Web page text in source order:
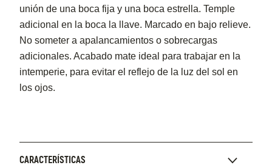
unión de una boca fija y una boca estrella. Temple
adicional en la boca la llave. Marcado en bajo relieve.
No someter a apalancamientos o sobrecargas
adicionales. Acabado mate ideal para trabajar en la
intemperie, para evitar el reflejo de la luz del sol en
los ojos.
CARACTERÍSTICAS